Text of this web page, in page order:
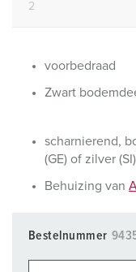
voorbedraad
Zwart
scharnierend,
(GE) of zilver (SI)
Behuizing van
Bestelnummer